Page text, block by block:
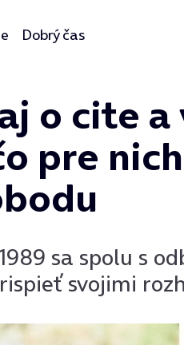
Dobrý čas
o cite a
pre nich
sa spolu s
svojimi